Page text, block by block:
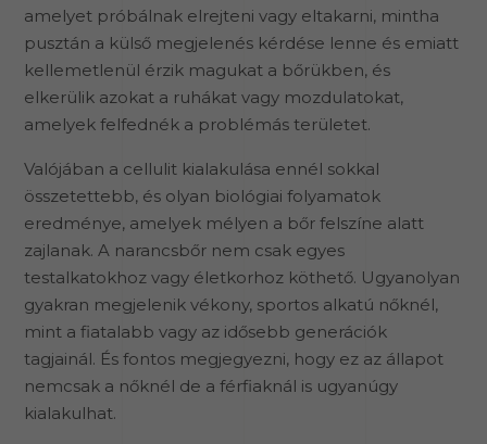
amelyet próbálnak elrejteni vagy eltakarni, mintha
pusztán a külső megjelenés kérdése lenne és emiatt
kellemetlenül érzik magukat a bőrükben, és
elkerülik azokat a ruhákat vagy mozdulatokat,
amelyek felfednék a problémás területet.
Valójában a cellulit kialakulása ennél sokkal
összetettebb, és olyan biológiai folyamatok
eredménye, amelyek mélyen a bőr felszíne alatt
zajlanak. A narancsbőr nem csak egyes
testalkatokhoz vagy életkorhoz köthető. Ugyanolyan
gyakran megjelenik vékony, sportos alkatú nőknél,
mint a fiatalabb vagy az idősebb generációk
tagjainál. És fontos megjegyezni, hogy ez az állapot
nemcsak a nőknél de a férfiaknál is ugyanúgy
kialakulhat.